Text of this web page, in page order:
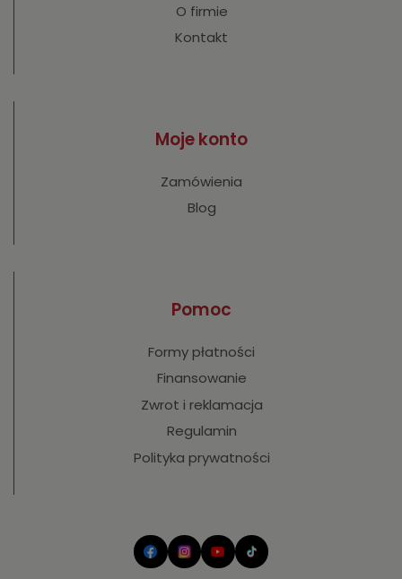
O firmie
Kontakt
Moje konto
Zamówienia
Blog
Pomoc
Formy płatności
Finansowanie
Zwrot i reklamacja
Regulamin
Polityka prywatności